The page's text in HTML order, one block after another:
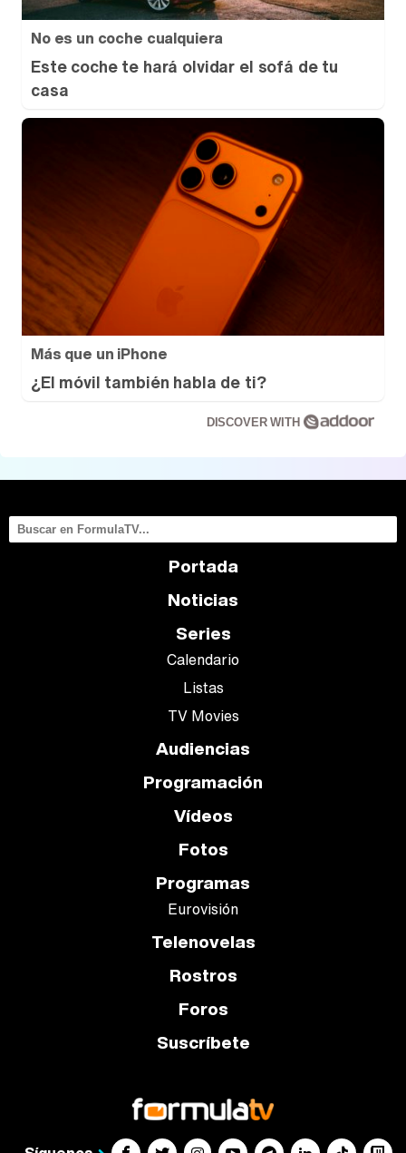
No es un coche cualquiera
Este coche te hará olvidar el sofá de tu
casa
Más que un iPhone
¿El móvil también habla de ti?
DISCOVER WITH
Portada
Noticias
Series
Calendario
Listas
TV Movies
Audiencias
Programación
Vídeos
Fotos
Programas
Eurovisión
Telenovelas
Rostros
Foros
Suscríbete